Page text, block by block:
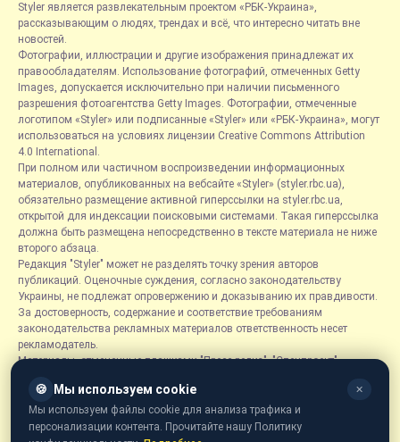
Styler является развлекательным проектом «РБК-Украина»,
рассказывающим о людях, трендах и всё, что интересно читать вне
новостей.
Фотографии, иллюстрации и другие изображения принадлежат их
правообладателям. Использование фотографий, отмеченных Getty
Images, допускается исключительно при наличии письменного
разрешения фотоагентства Getty Images. Фотографии, отмеченные
логотипом «Styler» или подписанные «Styler» или «РБК-Украина», могут
использоваться на условиях лицензии Creative Commons Attribution
4.0 International.
При полном или частичном воспроизведении информационных
материалов, опубликованных на вебсайте «Styler» (styler.rbc.ua),
обязательно размещение активной гиперссылки на styler.rbc.ua,
открытой для индексации поисковыми системами. Такая гиперссылка
должна быть размещена непосредственно в тексте материала не ниже
второго абзаца.
Редакция "Styler" может не разделять точку зрения авторов
публикаций. Оценочные суждения, согласно законодательству
Украины, не подлежат опровержению и доказыванию их правдивости.
За достоверность, содержание и соответствие требованиям
законодательства рекламных материалов ответственность несет
рекламодатель.
Материалы, отмеченные плашками "Пресс-релиз", "Спецпроект",
размещаются на правах рекламы.
Рубрика «Новости компаний» является информационным форматом,
содержащим новости, сообщения и объявления, связанные с
🍪 Мы используем cookie ✕
Мы используем файлы cookie для анализа трафика и
персонализации контента. Прочитайте нашу Политику